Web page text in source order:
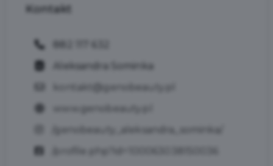
Kontakt
Aleksandra Sominka
/genobeauty_aleksandra_sominka/